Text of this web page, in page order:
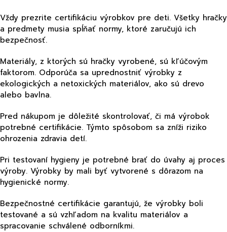
Vždy prezrite certifikáciu výrobkov pre deti. Všetky hračky
a predmety musia spĺňať normy, ktoré zaručujú ich
bezpečnosť.
Materiály, z ktorých sú hračky vyrobené, sú kľúčovým
faktorom. Odporúča sa uprednostniť výrobky z
ekologických a netoxických materiálov, ako sú drevo
alebo bavlna.
Pred nákupom je dôležité skontrolovať, či má výrobok
potrebné certifikácie. Týmto spôsobom sa zníži riziko
ohrozenia zdravia detí.
Pri testovaní hygieny je potrebné brať do úvahy aj proces
výroby. Výrobky by mali byť vytvorené s dôrazom na
hygienické normy.
Bezpečnostné certifikácie garantujú, že výrobky boli
testované a sú vzhľadom na kvalitu materiálov a
spracovanie schválené odborníkmi.